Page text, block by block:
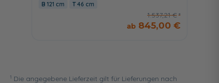
121 cm 46 cm
1.537,21 €
845,00 €
1 Die angegebene Lieferzeit gilt für Lieferungen nach